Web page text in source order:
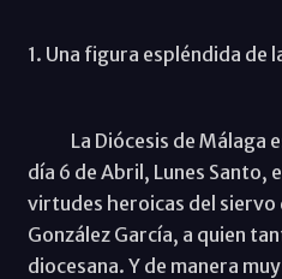
1. Una figura espléndida de
La Diócesis de Málaga
día 6 de Abril, Lunes Santo,
virtudes heroicas del siervo
González García, a quien
diocesana. Y de manera